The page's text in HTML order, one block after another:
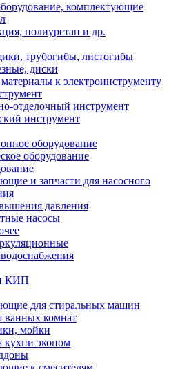
комплектующие
полиуретан и др.
трубогибы, листогибы
диски
к электроинструменту
отделочный инструмент
инструмент
оборудование
оборудование
и запчасти для насосного
давления
насосы
КИП
для стиральных машин
ванных комнат
мойки
кухни эконом